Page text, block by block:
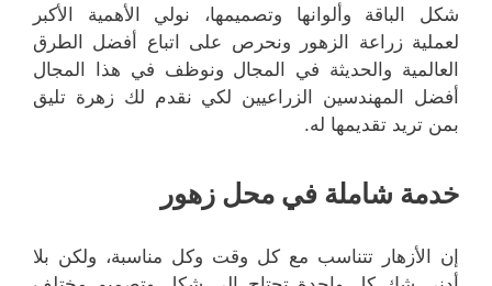
شكل الباقة وألوانها وتصميمها، نولي الأهمية الأكبر
لعملية زراعة الزهور ونحرص على اتباع أفضل الطرق
العالمية والحديثة في المجال ونوظف في هذا المجال
أفضل المهندسين الزراعيين لكي نقدم لك زهرة تليق
بمن تريد تقديمها له.
خدمة شاملة في محل زهور
إن الأزهار تتناسب مع كل وقت وكل مناسبة، ولكن بلا